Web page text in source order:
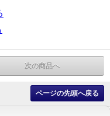
次の商品へ
ページの先頭へ戻る